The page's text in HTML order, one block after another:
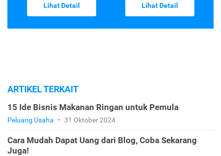
Lihat Detail Lihat Detail
ARTIKEL TERKAIT
15 Ide Bisnis Makanan Ringan untuk Pemula
Peluang Usaha • 31 Oktober 2024
Cara Mudah Dapat Uang dari Blog, Coba Sekarang
Juga!